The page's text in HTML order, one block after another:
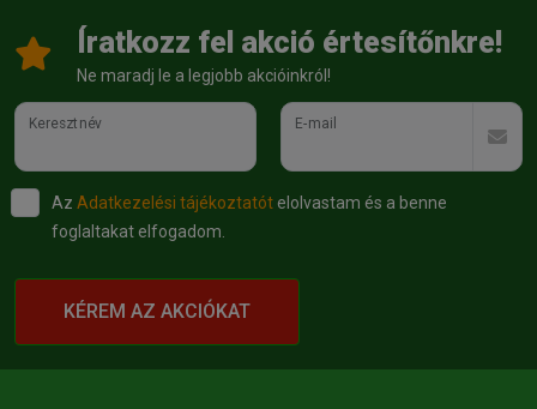
Íratkozz fel akció értesítőnkre!
Ne maradj le a legjobb akcióinkról!
Keresztnév E-mail
Az Adatkezelési tájékoztatót elolvastam és a benne
foglaltakat elfogadom.
KÉREM AZ AKCIÓKAT